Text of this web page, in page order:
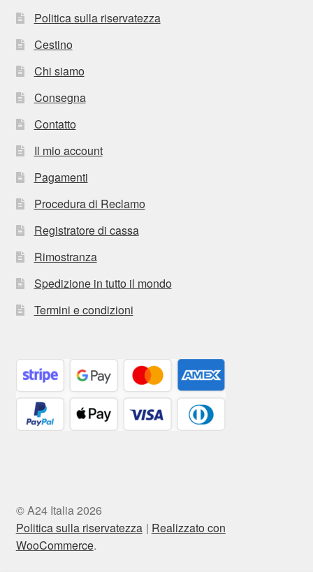
Politica sulla riservatezza
Cestino
Chi siamo
Consegna
Contatto
Il mio account
Pagamenti
Procedura di Reclamo
Registratore di cassa
Rimostranza
Spedizione in tutto il mondo
Termini e condizioni
© A24 Italia 2026
Politica sulla riservatezza
Realizzato con
WooCommerce.